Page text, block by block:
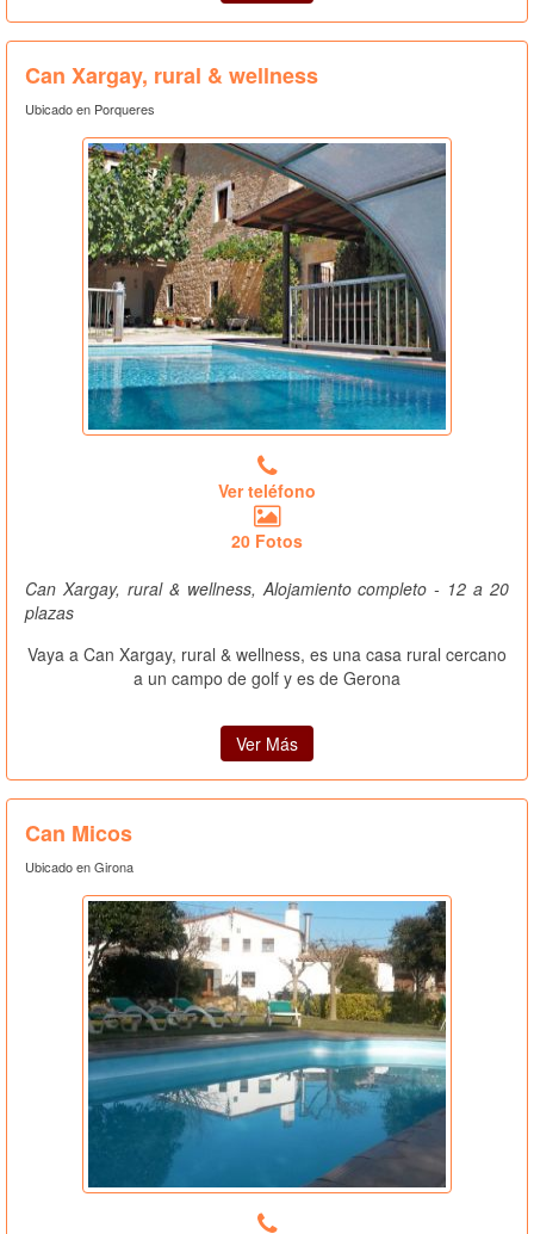
Can Xargay, rural & wellness
Ubicado en Porqueres
Ver teléfono
20 Fotos
Can Xargay, rural & wellness, Alojamiento completo - 12 a 20
plazas
Vaya a Can Xargay, rural & wellness, es una casa rural cercano
a un campo de golf y es de Gerona
Ver Más
Can Micos
Ubicado en Girona